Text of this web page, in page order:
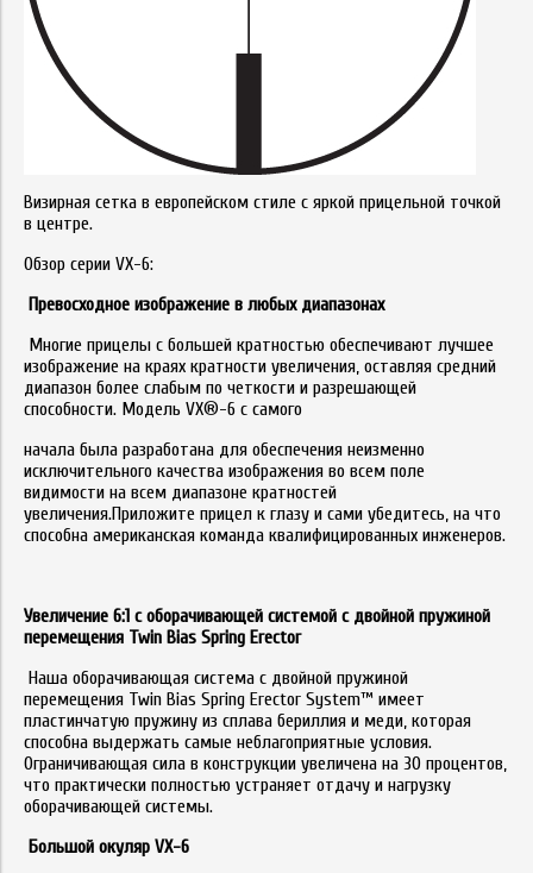
Визирная сетка в европейском стиле с яркой прицельной точкой
в центре.
Обзор серии VX-6:
Превосходное изображение в любых диапазонах
Многие прицелы с большей кратностью обеспечивают лучшее
изображение на краях кратности увеличения, оставляя средний
диапазон более слабым по четкости и разрешающей
способности. Модель VX®-6 с самого
начала была разработана для обеспечения неизменно
исключительного качества изображения во всем поле
видимости на всем диапазоне кратностей
увеличения.Приложите прицел к глазу и сами убедитесь, на что
способна американская команда квалифицированных инженеров.
Увеличение 6:1 с оборачивающей системой с двойной пружиной
перемещения Twin Bias Spring Erector
Наша оборачивающая система с двойной пружиной
перемещения Twin Bias Spring Erector System™ имеет
пластинчатую пружину из сплава бериллия и меди, которая
способна выдержать самые неблагоприятные условия.
Ограничивающая сила в конструкции увеличена на 30 процентов,
что практически полностью устраняет отдачу и нагрузку
оборачивающей системы.
Большой окуляр VX-6